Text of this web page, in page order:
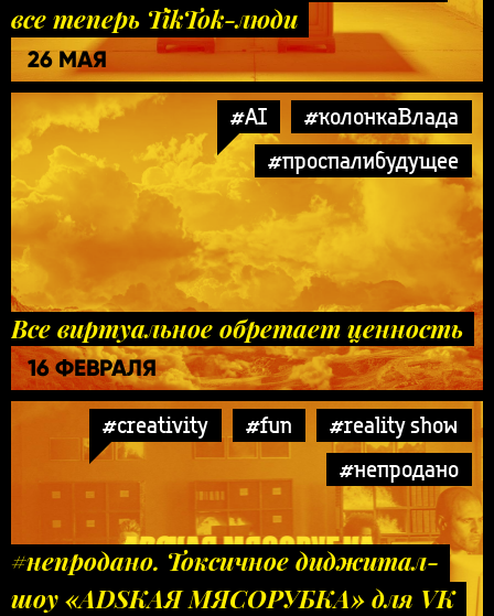
все теперь TikTok-люди
26 МАЯ
#AI
#колонкаВлада
#проспалибудущее
Все виртуальное обретает ценность
16 ФЕВРАЛЯ
#creativity #fun
#reality show
#непродано
#непродано. Токсичное диджитал-
шоу «ADSКАЯ МЯСОРУБКА» для VK